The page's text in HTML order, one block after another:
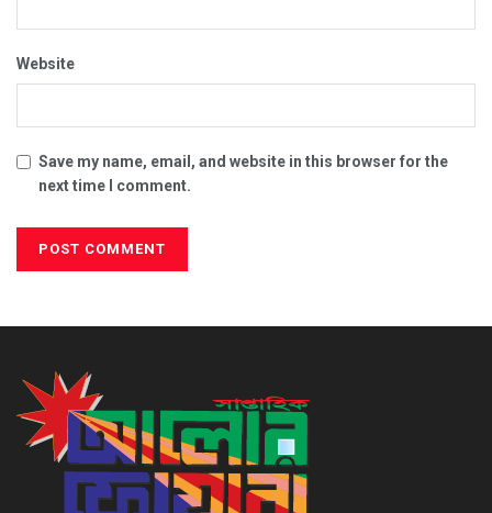
Website
Save my name, email, and website in this browser for the
next time I comment.